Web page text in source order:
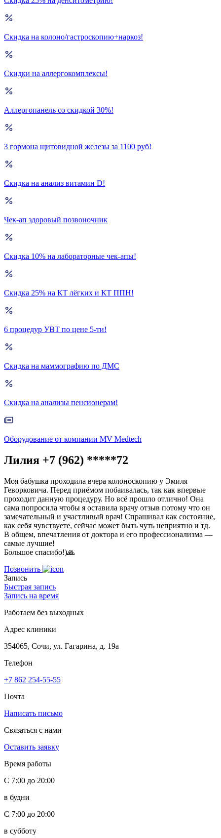
Скидка на колоно/гастроскопию+наркоз!
Скидки на аллергокомплексы!
Аллергопанель со скидкой 30%!
3 гормона щитовидной железы за 1100 руб!
Скидка на анализ витамин D!
Чек-ап здоровый позвоночник
Скидка 10% на лабораторные чек-апы!
Скидка 25% на КТ лёгких и КТ ППН!
6 процедур УВТ по цене 5-ти!
Скидка на маммографию по ДМС
Скидка на анализы пенсионерам!
Оборудование от компании MV Medtech
Лилия +7 (962) *****72
Моя бабушка проходила вчера колоноскопию у Эмиля
Геворковича. Перед приёмом побаивалась, так как впервые
проходит данную процедуру. Но всё прошло отлично! Она
сама попросила чтобы я оставила врачу отзыв потому что он
замечательный и участливый врач! Спрашивал как состояние,
как себя чувствуете, сейчас может быть чуть неприятно и тд.
В общем, впечатления от доктора и его профессионализма —
самые лучшие!
Большое спасибо!)🙏
Позвонить
Запись
Быстрая запись
Запись на время
Работаем без выходных
Адрес клиники
354065, Сочи, ул. Гагарина, д. 19а
Телефон
+7 862 254-55-55
Почта
Написать письмо
Связаться с нами
Оставить заявку
Время работы
С 7:00 до 20:00
в будни
С 7:00 до 20:00
в субботу